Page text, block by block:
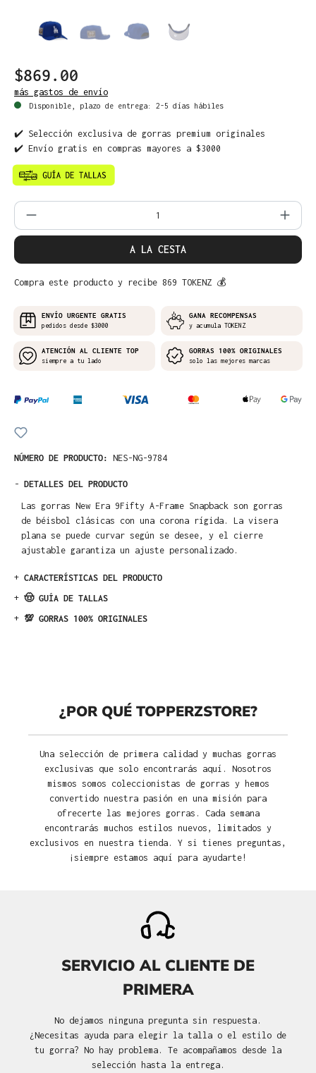
$869.00
más gastos de envío
Disponible, plazo de entrega: 2-5 días hábiles
✔️ Selección exclusiva de gorras premium originales
✔️ Envío gratis en compras mayores a $3000
Cantidad del producto: introduce la
A LA CESTA
Compra este producto y recibe 869 TOKENZ 💰
ENVÍO URGENTE GRATIS
pedidos desde $3000
GANA RECOMPENSAS
y acumula TOKENZ
ATENCIÓN AL CLIENTE TOP
siempre a tu lado
GORRAS 100% ORIGINALES
solo las mejores marcas
NÚMERO DE PRODUCTO: NES-NG-9784
- DETALLES DEL PRODUCTO
Las gorras New Era 9Fifty A-Frame Snapback son gorras
de béisbol clásicas con una corona rígida. La visera
plana se puede curvar según se desee, y el cierre
ajustable garantiza un ajuste personalizado.
+ CARACTERÍSTICAS DEL PRODUCTO
+ 🤠 GUÍA DE TALLAS
+ 💯 GORRAS 100% ORIGINALES
¿POR QUÉ TOPPERZSTORE?
Una selección de primera calidad y muchas gorras
exclusivas que solo encontrarás aquí. Nosotros
mismos somos coleccionistas de gorras y hemos
convertido nuestra pasión en una misión para
ofrecerte las mejores gorras. Cada semana
encontrarás muchos estilos nuevos, limitados y
exclusivos en nuestra tienda. Y si tienes preguntas,
¡siempre estamos aquí para ayudarte!
SERVICIO AL CLIENTE DE
PRIMERA
No dejamos ninguna pregunta sin respuesta.
¿Necesitas ayuda para elegir la talla o el estilo de
tu gorra? No hay problema. Te acompañamos desde la
selección hasta la entrega.